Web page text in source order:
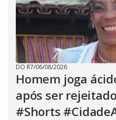
DO R7/06/08/2026
Homem joga
após ser
#Shorts